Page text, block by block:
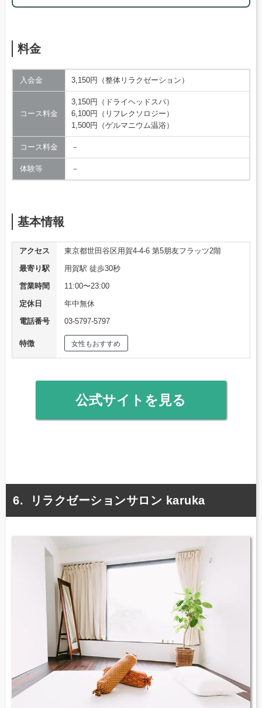
料金
入会金 3,150円（整体リラクゼーション）
コース料金
3,150円（ドライヘッドスパ）
6,100円（リフレクソロジー）
1,500円（ゲルマニウム温浴）
コース料金 －
体験等 －
基本情報
アクセス
東京都世田谷区用賀4-4-6 第5朋友フラッツ2階
最寄り駅
用賀駅 徒歩30秒
営業時間
11:00〜23:00
定休日
年中無休
電話番号
03-5797-5797
特徴 女性もおすすめ
公式サイトを見る
リラクゼーションサロン karuka